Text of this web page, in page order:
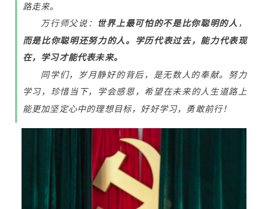
路走来。
万行师父说： 世界上最可怕的不是比你聪明的人 ，
而是比你聪明还努力的人。学历代表过去，能力代表现
在，学习才能代表未来。
同学们，岁月静好的背后，是无数人的奉献。努力
学习，珍惜当下，学会感恩，希望在未来的人生道路上
能更加坚定心中的理想目标，好好学习，勇敢前行！